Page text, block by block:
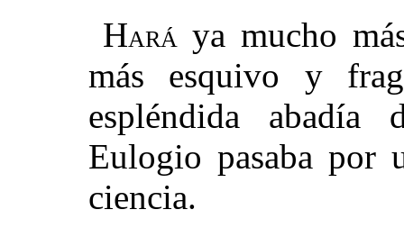
Hará ya mucho
más esquivo y
espléndida abadía
Eulogio pasaba
ciencia.